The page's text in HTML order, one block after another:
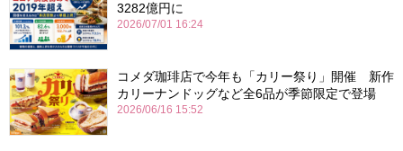
3282億円に
2026/07/01 16:24
コメダ珈琲店で今年も「カリー祭り」開催 新作
カリーナンドッグなど全6品が季節限定で登場
2026/06/16 15:52